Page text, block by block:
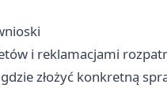
i reklamacjami
złożyć konkretną